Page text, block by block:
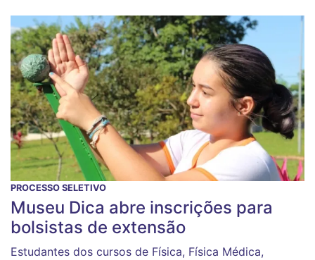
PROCESSO SELETIVO
Museu Dica abre inscrições para
bolsistas de extensão
Estudantes dos cursos de Física, Física Médica,